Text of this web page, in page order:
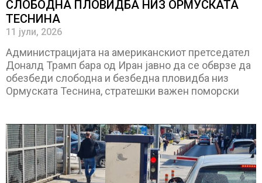
СЛОБОДНА ПЛОВИДБА НИЗ ОРМУСКАТА
ТЕСНИНА
11 јули, 2026
Администрацијата на американскиот претседател
Доналд Трамп бара од Иран јавно да се обврзе да
обезбеди слободна и безбедна пловидба низ
Ормуската Теснина, стратешки важен поморски